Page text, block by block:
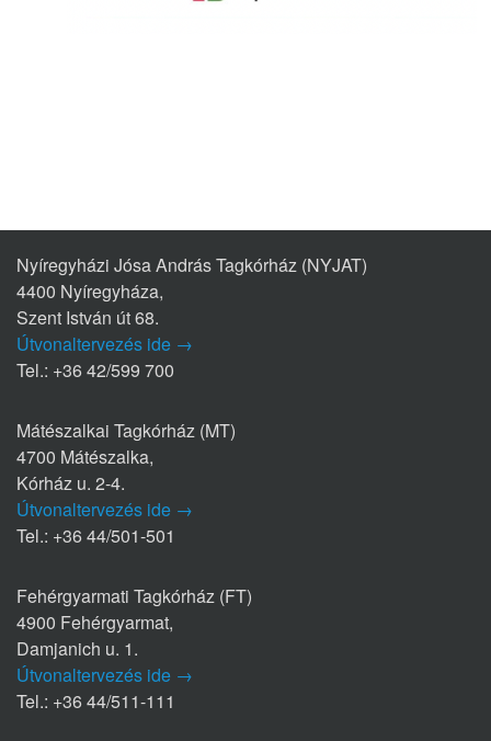
Nyíregyházi Jósa András Tagkórház (NYJAT)
4400 Nyíregyháza,
Szent István út 68.
Útvonaltervezés ide →
Tel.: +36 42/599 700
Mátészalkai Tagkórház (MT)
4700 Mátészalka,
Kórház u. 2-4.
Útvonaltervezés ide →
Tel.: +36 44/501-501
Fehérgyarmati Tagkórház (FT)
4900 Fehérgyarmat,
Damjanich u. 1.
Útvonaltervezés ide →
Tel.: +36 44/511-111